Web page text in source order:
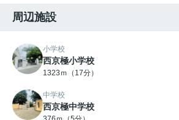
周辺施設
小学校
西京極小学校
1323ｍ（17分）
中学校
西京極中学校